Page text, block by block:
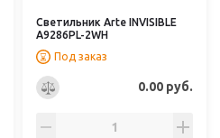
Светильник Arte INVISIBLE
A9286PL-2WH
Под заказ
0.00 руб.